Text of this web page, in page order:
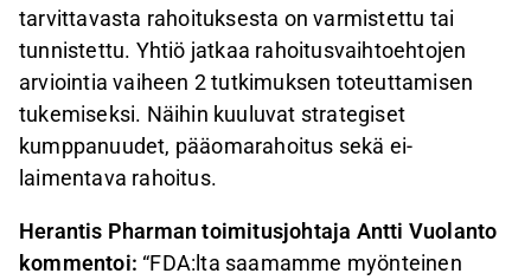
tarvittavasta rahoituksesta on varmistettu tai
tunnistettu. Yhtiö jatkaa rahoitusvaihtoehtojen
arviointia vaiheen 2 tutkimuksen toteuttamisen
tukemiseksi. Näihin kuuluvat strategiset
kumppanuudet, pääomarahoitus sekä ei-
laimentava rahoitus.
Herantis Pharman toimitusjohtaja Antti Vuolanto
kommentoi: “FDA:lta saamamme myönteinen